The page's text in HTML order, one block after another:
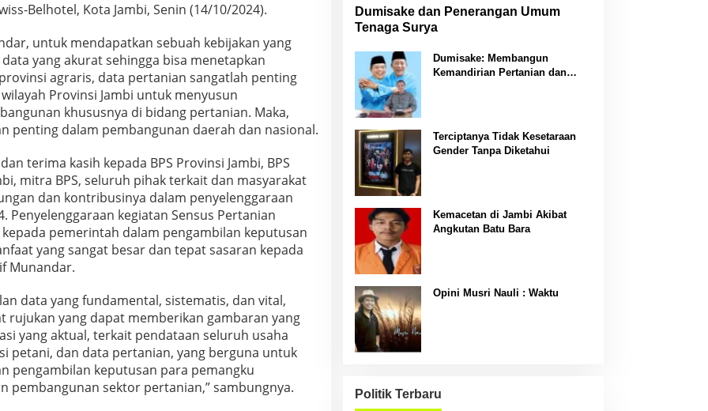
Belhotel, Kota Jambi, Senin (14/10/2024).
untuk mendapatkan sebuah kebijakan yang
yang akurat sehingga bisa menetapkan
agraris, data pertanian sangatlah penting
Provinsi Jambi untuk menyusun
khususnya di bidang pertanian. Maka,
penting dalam pembangunan daerah dan nasional.
terima kasih kepada BPS Provinsi Jambi, BPS
mitra BPS, seluruh pihak terkait dan masyarakat
dan kontribusinya dalam penyelenggaraan
Penyelenggaraan kegiatan Sensus Pertanian
pemerintah dalam pengambilan keputusan
yang sangat besar dan tepat sasaran kepada
Munandar.
data yang fundamental, sistematis, dan vital,
rujukan yang dapat memberikan gambaran yang
yang aktual, terkait pendataan seluruh usaha
petani, dan data pertanian, yang berguna untuk
pengambilan keputusan para pemangku
pembangunan sektor pertanian,” sambungnya.
Dumisake dan Penerangan Umum
Tenaga Surya
Dumisake: Membangun
Kemandirian Pertanian dan
Terciptanya Tidak Kesetaraan
Gender Tanpa Diketahui
Kemacetan di Jambi Akibat
Angkutan Batu Bara
Opini Musri Nauli : Waktu
Politik Terbaru